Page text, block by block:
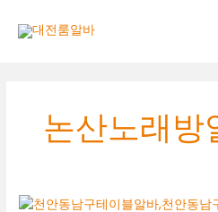
논산노래방